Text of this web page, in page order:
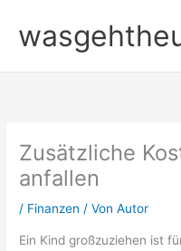
Inhalt
springen
Zusätzliche
anfallen
/ Finanzen / VonAutor
Ein Kind großzuziehen ist